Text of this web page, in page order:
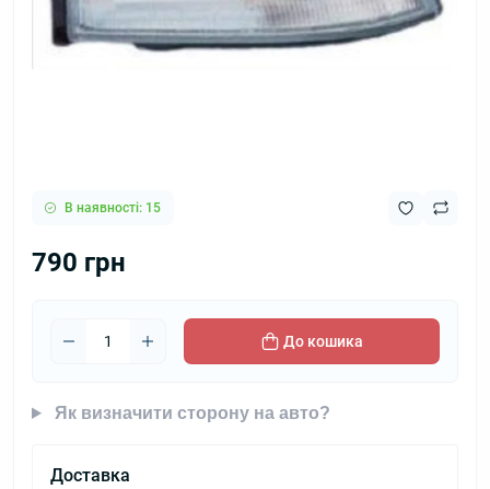
В наявності: 15
790 грн
До кошика
Як визначити сторону на авто?
Доставка